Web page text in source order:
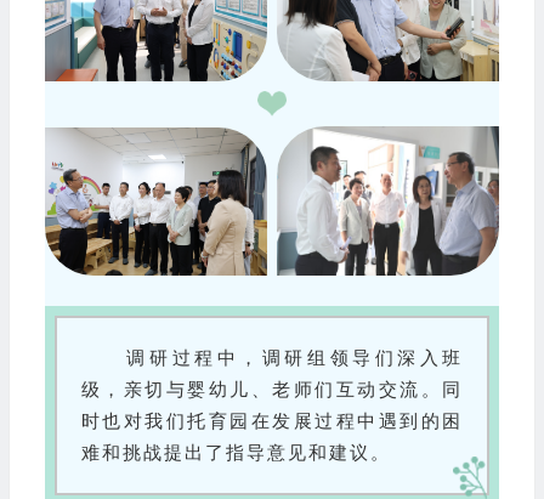
调研过程中，调研组领导们深入班
级，亲切与婴幼儿、老师们互动交流。同
时也对我们托育园在发展过程中遇到的困
难和挑战提出了指导意见和建议。